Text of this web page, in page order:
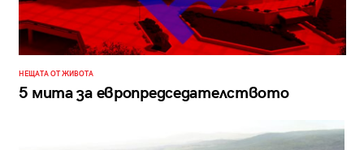
НЕЩАТА ОТ ЖИВОТА
5 мита за европредседателството